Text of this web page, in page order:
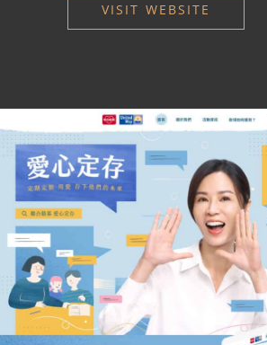
VISIT WEBSITE